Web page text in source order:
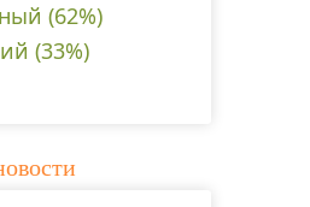
(62%)
(33%)